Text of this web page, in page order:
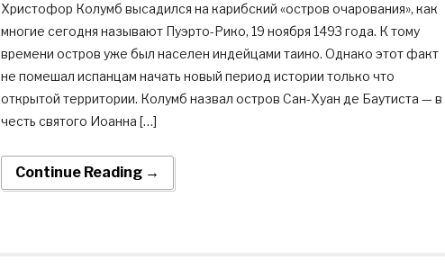
Христофор Колумб высадился на карибский «остров очарования», как
многие сегодня называют Пуэрто-Рико, 19 ноября 1493 года. К тому
времени остров уже был населен индейцами таино. Однако этот факт
не помешал испанцам начать новый период истории только что
открытой территории. Колумб назвал остров Сан-Хуан де Баутиста — в
честь святого Иоанна […]
Continue Reading →